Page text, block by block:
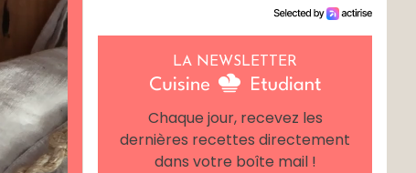
LA NEWSLETTER
Chaque jour, recevez les
dernières recettes directement
dans votre boîte mail !